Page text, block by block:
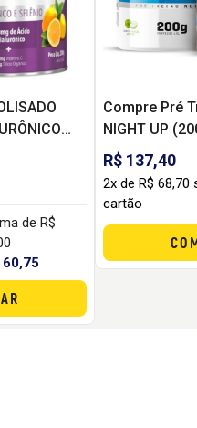
de R$
60,75
Compre Pré
NIGHT UP
APENAS R$
DE
(600G) DCX
R$ 137,40
2x de R$ 68,70
cartão